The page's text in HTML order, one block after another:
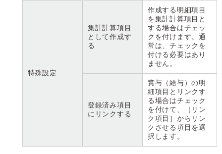
特殊設定
集計計算項目
として作成す
る
作成する明細項目
を集計計算項目と
する場合はチェッ
クを付けます。通
常は、チェックを
付ける必要はあり
ません。
登録済み項目
にリンクする
賞与（給与）の明
細項目とリンクす
る場合はチェック
を付けて、［リン
ク項目］からリン
クさせる項目を選
択します。